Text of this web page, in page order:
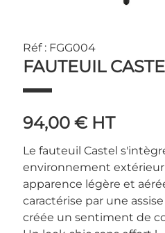
Réf : FGG004
FAUTEUIL
94,00 € HT
Le fauteuil Castel
environnement extérieur
apparence légère et
caractérise par une
créée un sentiment de